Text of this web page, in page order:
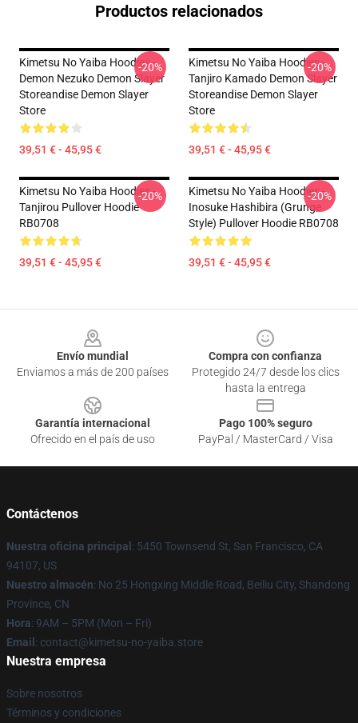
Productos relacionados
Kimetsu No Yaiba Hoodies -
Demon Nezuko Demon Slayer
Storeandise Demon Slayer
Store
39,51 € - 45,95 €
-20%
Kimetsu No Yaiba Hoodies -
Tanjiro Kamado Demon Slayer
Storeandise Demon Slayer
Store
39,51 € - 45,95 €
-20%
Kimetsu No Yaiba Hoodies -
Tanjirou Pullover Hoodie
RB0708
39,51 € - 45,95 €
-20%
Kimetsu No Yaiba Hoodies -
Inosuke Hashibira (Grunge
Style) Pullover Hoodie RB0708
39,51 € - 45,95 €
-20%
Envío mundial
Enviamos a más de 200 países
Compra con confianza
Protegido 24/7 desde los clics
hasta la entrega
Garantía internacional
Ofrecido en el país de uso
Pago 100% seguro
PayPal / MasterCard / Visa
Contáctenos
Nuestra oficina principal : 5450 Townsend St, San Francisco, CA
94107, US
Nuestro almacén: No 25 Hongxing Middle Road, Beiliu City, Shandong
Province, CN
Hora: 9AM – 5PM (Mon – Fri)
Email : contact@kimetsu-no-yaiba.store
Nuestra empresa
Sobre nosotros
Términos y condiciones